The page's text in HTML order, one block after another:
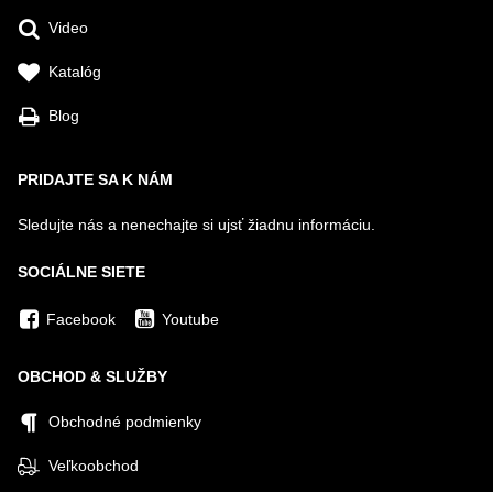
Video
Katalóg
Blog
PRIDAJTE SA K NÁM
Sledujte nás a nenechajte si ujsť žiadnu informáciu.
SOCIÁLNE SIETE
Facebook Youtube
OBCHOD & SLUŽBY
Obchodné podmienky
Veľkoobchod